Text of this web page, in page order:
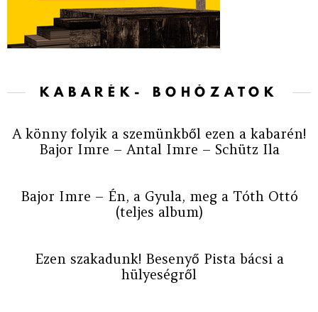
KABARÉK- BOHÓZATOK
A könny folyik a szemünkből ezen a kabarén!
Bajor Imre – Antal Imre – Schütz Ila
Bajor Imre – Én, a Gyula, meg a Tóth Ottó
(teljes album)
Ezen szakadunk! Besenyő Pista bácsi a
hülyeségről